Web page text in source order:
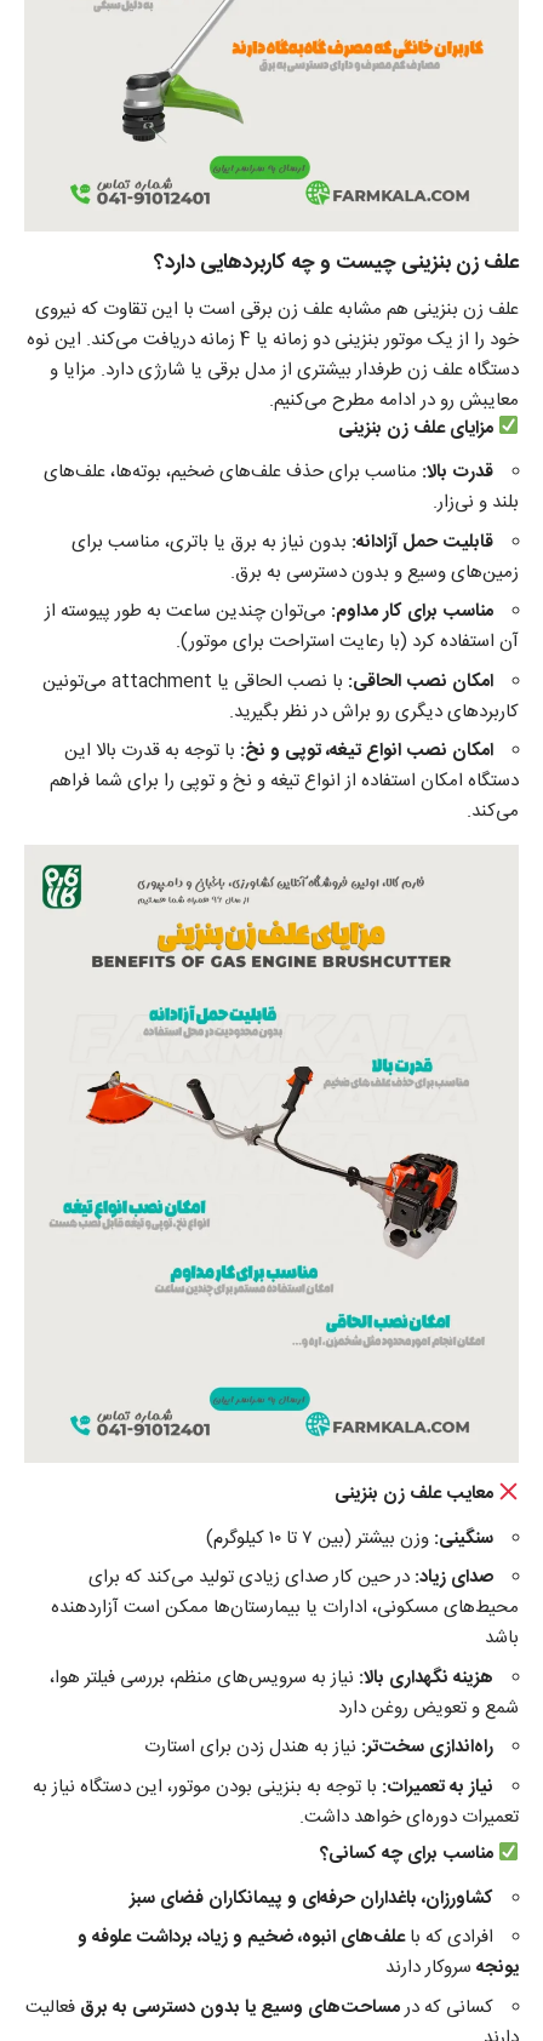
علف زن بنزینی چیست و چه کاربردهایی دارد؟
علف زن بنزینی هم مشابه علف زن برقی است با این تقاوت که نیروی
خود را از یک موتور بنزینی دو زمانه یا 4 زمانه دریافت می‌کند. این نوه
دستگاه علف زن طرفدار بیشتری از مدل برقی یا شارژی دارد. مزایا و
معایبش رو در ادامه مطرح می‌کنیم.
مزایای علف زن بنزینی
قدرت بالا: مناسب برای حذف علف‌های ضخیم، بوته‌ها، علف‌های
بلند و نی‌زار.
قابلیت حمل آزادانه: بدون نیاز به برق یا باتری، مناسب برای
زمین‌های وسیع و بدون دسترسی به برق.
مناسب برای کار مداوم: می‌توان چندین ساعت به طور پیوسته از
آن استفاده کرد (با رعایت استراحت برای موتور).
امکان نصب الحاقی:
با نصب الحاقی یا attachment می‌تونین
کاربردهای دیگری رو براش در نظر بگیرید.
امکان نصب انواع تیغه، توپی و نخ: با توجه به قدرت بالا این
دستگاه امکان استفاده از انواع تیغه و نخ و توپی را برای شما فراهم
می‌کند.
معایب علف زن بنزینی
سنگینی: وزن بیشتر (بین ۷ تا ۱۰ کیلوگرم)
صدای زیاد: در حین کار صدای زیادی تولید می‌کند که برای
محیط‌های مسکونی،‌ ادارات یا بیمارستان‌ها ممکن است آزاردهنده
باشد
هزینه نگهداری بالا: نیاز به سرویس‌های منظم، بررسی فیلتر هوا،
شمع و تعویض روغن دارد
راه‌اندازی سخت‌تر: نیاز به هندل زدن برای استارت
نیاز به تعمیرات: با توجه به بنزینی بودن موتور، این دستگاه نیاز به
تعمیرات دوره‌ای خواهد داشت.
مناسب برای چه کسانی؟
کشاورزان، باغداران حرفه‌ای و پیمانکاران فضای سبز
افرادی که باعلف‌های انبوه، ضخیم و زیاد،‌ برداشت علوفه و
یونجه سروکار دارند
کسانی که درمساحت‌های وسیع یا بدون دسترسی به برق فعالیت